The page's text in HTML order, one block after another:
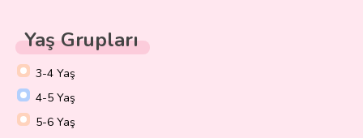
Yaş Grupları
3-4 Yaş
4-5 Yaş
5-6 Yaş